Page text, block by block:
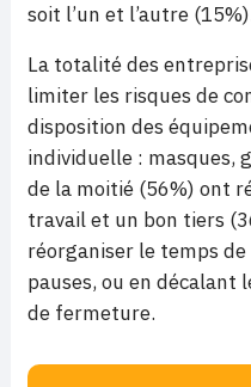
soit l’un et l’autre
La totalité des
limiter les risques de
disposition des
individuelle : masques,
de la moitié (56%) ont
travail et un bon tiers
réorganiser le temps
pauses, ou en décalant
de fermeture.